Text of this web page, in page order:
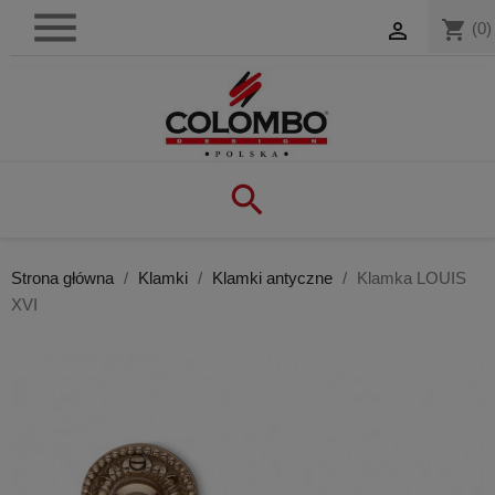
shopping_cart (0)



Strona główna Klamki Klamki antyczne
Klamka LOUIS
XVI